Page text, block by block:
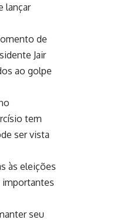
lançar
de
Jair
ao golpe
tem
ser vista
às eleições
importantes
seu